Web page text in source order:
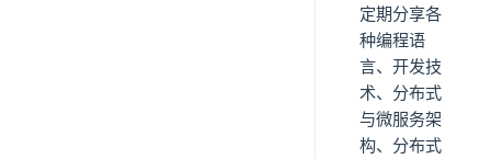
定期分享各
种编程语
言、开发技
术、分布式
与微服务架
构、分布式